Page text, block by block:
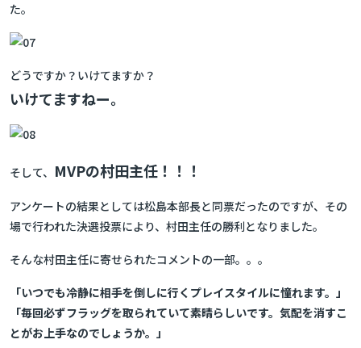
た。
どうですか？いけてますか？
いけてますねー。
そして、 MVPの村田主任！！！
アンケートの結果としては松島本部長と同票だったのですが、その
場で行われた決選投票により、村田主任の勝利となりました。
そんな村田主任に寄せられたコメントの一部。。。
「いつでも冷静に相手を倒しに行くプレイスタイルに憧れます。」
「毎回必ずフラッグを取られていて素晴らしいです。気配を消すこ
とがお上手なのでしょうか。」